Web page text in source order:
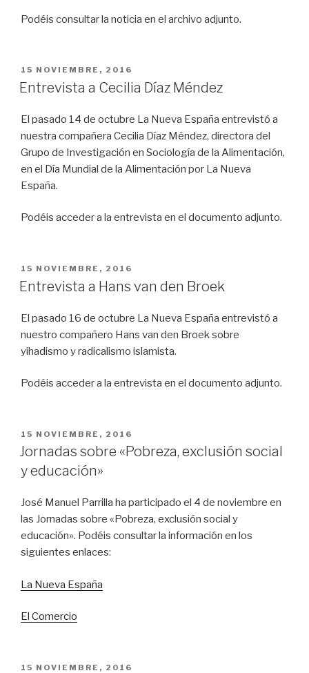
Podéis consultar la noticia en el archivo adjunto.
PUBLICADO
EL
15 NOVIEMBRE, 2016
Entrevista a Cecilia Díaz Méndez
El pasado 14 de octubre La Nueva España entrevistó a
nuestra compañera Cecilia Díaz Méndez, directora del
Grupo de Investigación en Sociología de la Alimentación,
en el Día Mundial de la Alimentación por La Nueva
España.
Podéis acceder a la entrevista en el documento adjunto.
PUBLICADO
EL
15 NOVIEMBRE, 2016
Entrevista a Hans van den Broek
El pasado 16 de octubre La Nueva España entrevistó a
nuestro compañero Hans van den Broek sobre
yihadismo y radicalismo islamista.
Podéis acceder a la entrevista en el documento adjunto.
PUBLICADO
EL
15 NOVIEMBRE, 2016
Jornadas sobre «Pobreza, exclusión social
y educación»
José Manuel Parrilla ha participado el 4 de noviembre en
las Jornadas sobre «Pobreza, exclusión social y
educación». Podéis consultar la información en los
siguientes enlaces:
La Nueva España
El Comercio
PUBLICADO
15 NOVIEMBRE, 2016